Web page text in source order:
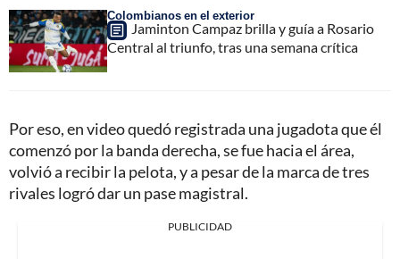
Colombianos en el exterior
Jaminton Campaz brilla y guía a Rosario
Central al triunfo, tras una semana crítica
Por eso, en video quedó registrada una jugadota que él
comenzó por la banda derecha, se fue hacia el área,
volvió a recibir la pelota, y a pesar de la marca de tres
rivales logró dar un pase magistral.
PUBLICIDAD